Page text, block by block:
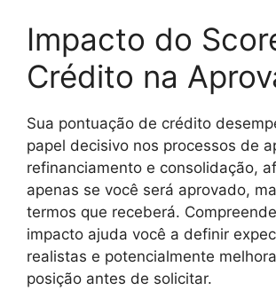
Impacto do
Crédito na
Sua pontuação de crédito
papel decisivo nos processos de
refinanciamento e consolidação,
apenas se você será aprovado,
termos que receberá.
impacto ajuda você a definir
realistas e potencialmente
posição antes de solicitar.